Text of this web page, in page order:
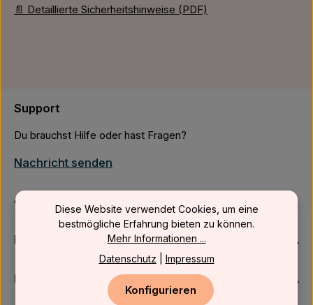
📄 Detaillierte Sicherheitshinweise (PDF)
Support
Du brauchst Hilfe oder hast Fragen?
Nachricht senden
oder über unser
Firmenkunden
Kundenservice
Diese Website verwendet Cookies, um eine
bestmögliche Erfahrung bieten zu können.
Mehr Informationen ...
Datenschutz
Impressum
Konfigurieren